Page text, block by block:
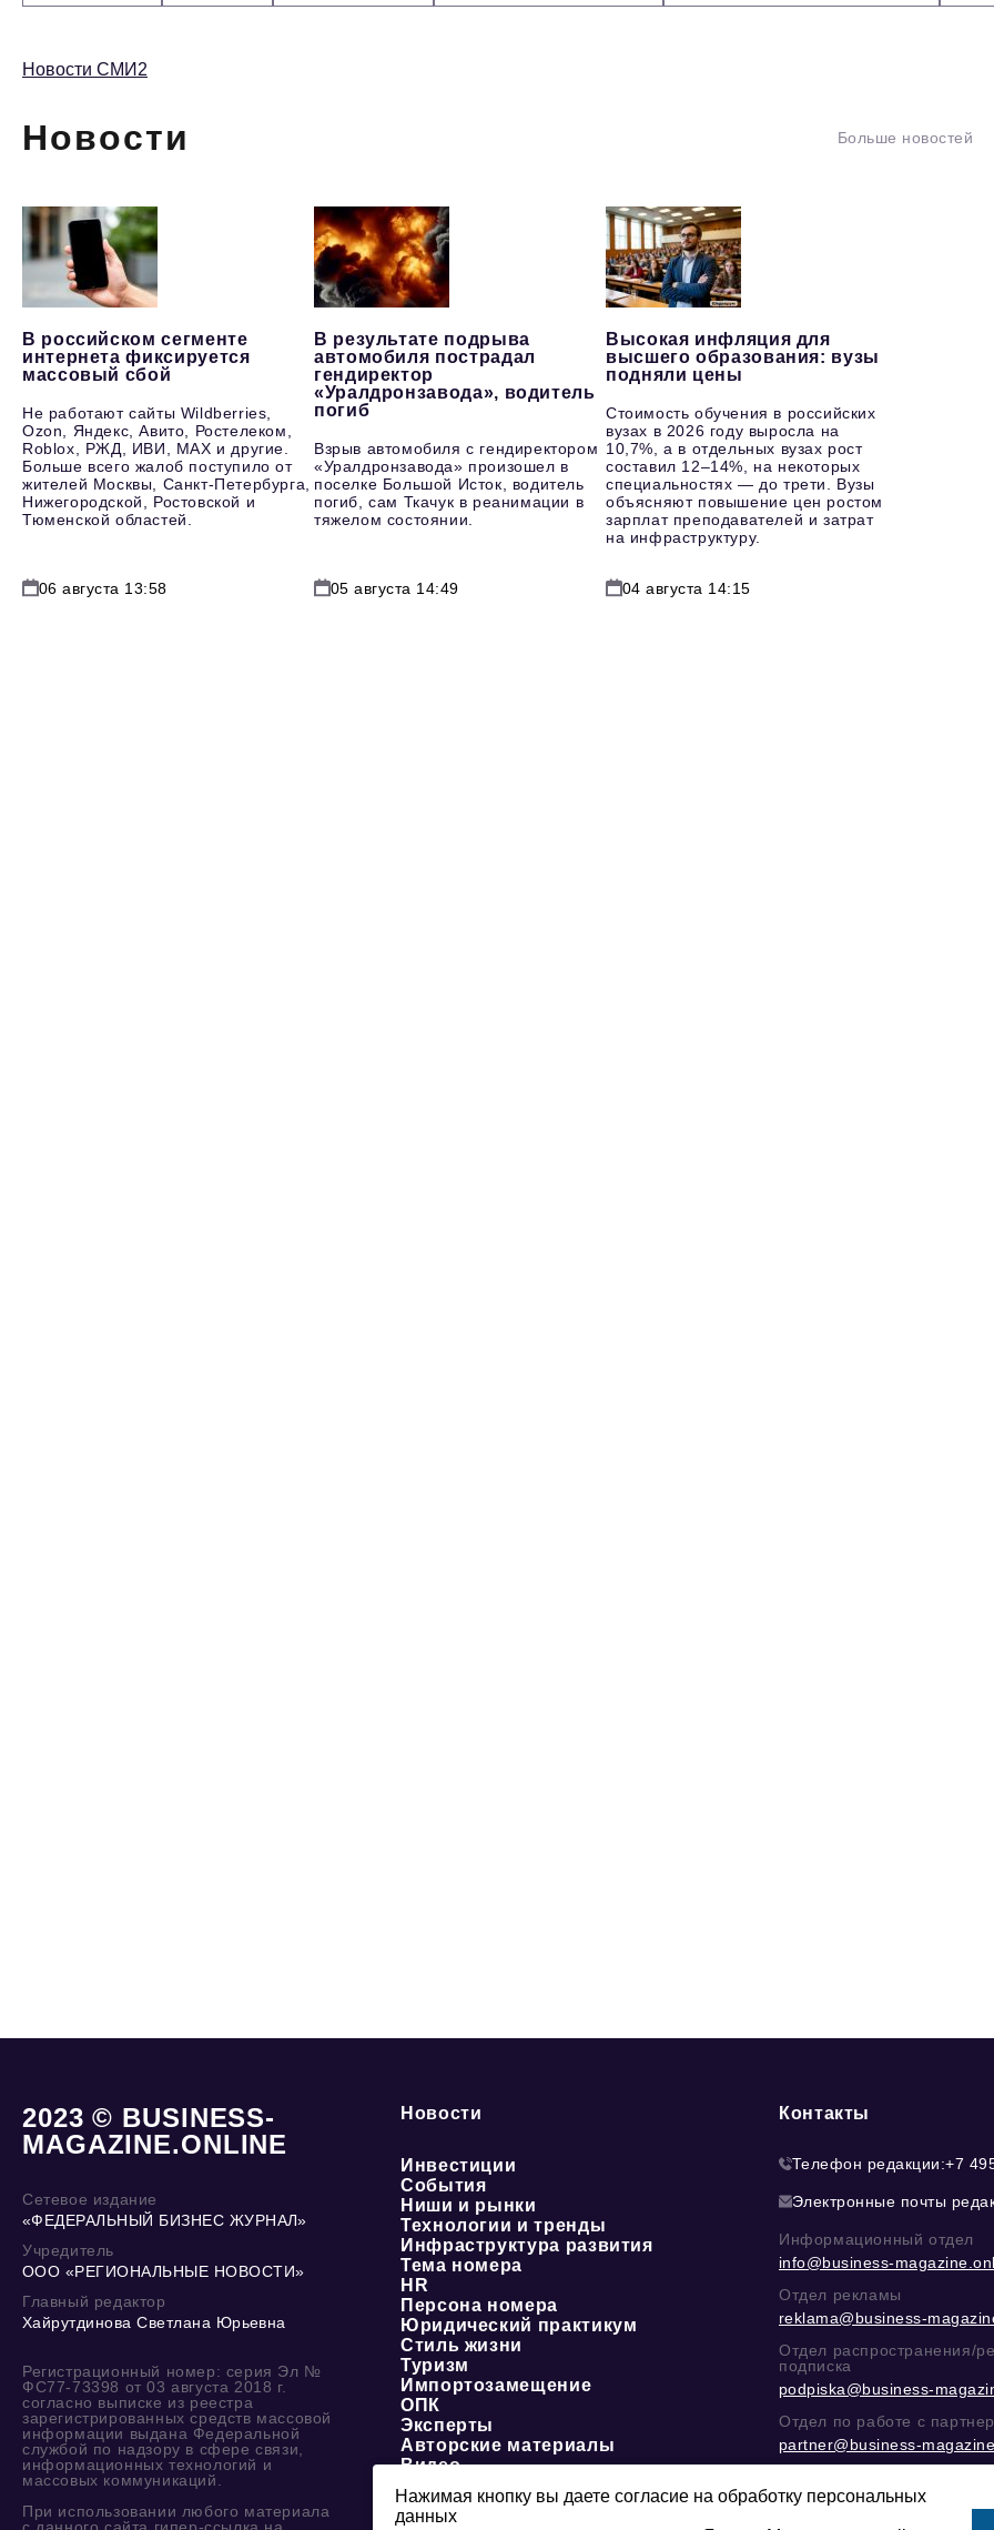
Новости СМИ2
Новости Больше новостей
В российском сегменте
интернета фиксируется
массовый сбой
Не работают сайты Wildberries,
Ozon, Яндекс, Авито, Ростелеком,
Roblox, РЖД, ИВИ, MAX и другие.
Больше всего жалоб поступило от
жителей Москвы, Санкт-Петербурга,
Нижегородской, Ростовской и
Тюменской областей.
06 августа 13:58
В результате подрыва
автомобиля пострадал
гендиректор
«Уралдронзавода», водитель
погиб
Взрыв автомобиля с гендиректором
«Уралдронзавода» произошел в
поселке Большой Исток, водитель
погиб, сам Ткачук в реанимации в
тяжелом состоянии.
05 августа 14:49
Высокая инфляция для
высшего образования: вузы
подняли цены
Стоимость обучения в российских
вузах в 2026 году выросла на
10,7%, а в отдельных вузах рост
составил 12–14%, на некоторых
специальностях — до трети. Вузы
объясняют повышение цен ростом
зарплат преподавателей и затрат
на инфраструктуру.
04 августа 14:15
2023 © BUSINESS-
MAGAZINE.ONLINE
Сетевое издание
«ФЕДЕРАЛЬНЫЙ БИЗНЕС ЖУРНАЛ»
Учредитель
ООО «РЕГИОНАЛЬНЫЕ НОВОСТИ»
Главный редактор
Хайрутдинова Светлана Юрьевна
Регистрационный номер: серия Эл №
ФС77-73398 от 03 августа 2018 г.
согласно выписке из реестра
зарегистрированных средств массовой
информации выдана Федеральной
службой по надзору в сфере связи,
информационных технологий и
массовых коммуникаций.
При использовании любого материала
Новости
Инвестиции
События
Ниши и рынки
Технологии и тренды
Инфраструктура развития
Тема номера
HR
Персона номера
Юридический практикум
Стиль жизни
Туризм
Импортозамещение
ОПК
Эксперты
Авторские материалы
Видео
О журнале
Контакты
Телефон редакции:+7
Электронные почты
Информационный отдел
info@business-
Отдел рекламы
reklama@business-
Отдел распространения/
подписка
podpiska@business-
Отдел по работе с
partner@business-
@mazovилиMAX
Нажимая кнопку вы даете согласие на обработку персональных
данных